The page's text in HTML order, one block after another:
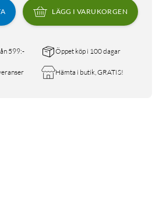
LÄGG I VARUKORGEN
599:- Öppet köp i 100 dagar
Hämta i butik, GRATIS!